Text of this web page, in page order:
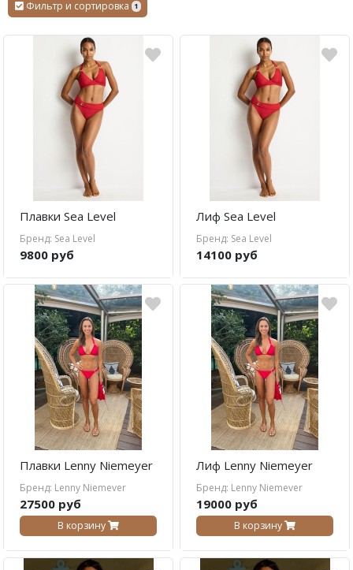
Фильтр и сортировка 1
Плавки Sea Level
Бренд: Sea Level
9800 руб
Лиф Sea Level
Бренд: Sea Level
14100 руб
Плавки Lenny Niemeyer
Бренд: Lenny Niemever
27500 руб
В корзину
Лиф Lenny Niemeyer
Бренд: Lenny Niemever
19000 руб
В корзину
Nuria Ferrer
Bond-eye
Heroine Sport